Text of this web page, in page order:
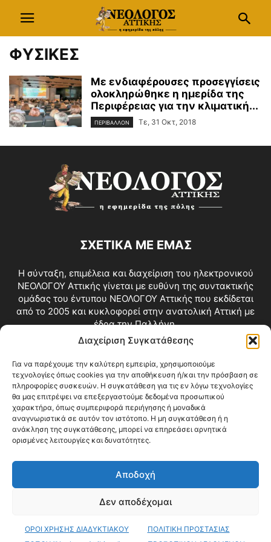
Διαχείριση Συγκατάθεσης
Για να παρέχουμε την καλύτερη εμπειρία, χρησιμοποιούμε
τεχνολογίες όπως cookies για την αποθήκευση ή/και την πρόσβαση σε
πληροφορίες συσκευών. Η συγκατάθεση για τις εν λόγω τεχνολογίες
θα μας επιτρέψει να επεξεργαστούμε δεδομένα προσωπικού
χαρακτήρα, όπως συμπεριφορά περιήγησης ή μοναδικά
αναγνωριστικά σε αυτόν τον ιστότοπο. Η μη συγκατάθεση ή η
ανάκληση της συγκατάθεσης, μπορεί να επηρεάσει αρνητικά
ορισμένες λειτουργίες και δυνατότητες.
Αποδοχή
Δεν αποδέχομαι
ΟΡΟΙ ΧΡΗΣΗΣ ΔΙΑΔΥΚΤΙΑΚΟΥ
ΠΟΛΙΤΙΚΗ ΠΡΟΣΤΑΣΙΑΣ
ΦΥΣΙΚΕΣ
Με ενδιαφέρουσες προσεγγίσεις
ολοκληρώθηκε η ημερίδα της
Περιφέρειας για την κλιματική...
ΠΕΡΙΒΑΛΛΟΝ Τε, 31 Οκτ, 2018
ΣΧΕΤΙΚΑ ΜΕ ΕΜΑΣ
Η σύνταξη, επιμέλεια και διαχείριση του ηλεκτρονικού
ΝΕΟΛΟΓΟΥ Αττικής γίνεται με ευθύνη της συντακτικής
ομάδας του έντυπου ΝΕΟΛΟΓΟΥ Αττικής που εκδίδεται
από το 2005 και κυκλοφορεί στην ανατολική Αττική με
έδρα την Παλλήνη.
Επικοινωνία:info@neologosattikis.gr
ΑΚΟΛΟΥΘΗΣΕ ΜΑΣ
Videos Όροι Χρήσης
© Copyright 2026 ΝΕΟΛΟΓΟΣ ΑΤΤΙΚΗΣ • All Rights Reserved •